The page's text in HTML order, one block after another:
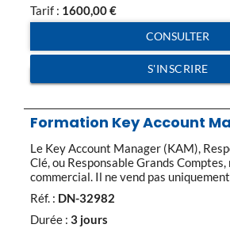
à leurs […]
Tarif : 1600,00€
CONSULTER
S'INSCRIRE
Formation Key Account
Le Key Account Manager (KAM),
Clé, ou Responsable Grands Comptes,
commercial. Il ne vend pas
compte et doit construire un
dans la durée. Il faut donc passer d’une
transactionnelle à une relation de
Réf. : DN-32982
Durée : 3 jours